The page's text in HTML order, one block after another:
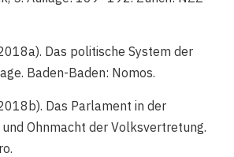
Das politische System der
Baden-Baden: Nomos.
Das Parlament in der
Ohnmacht der Volksvertretung.